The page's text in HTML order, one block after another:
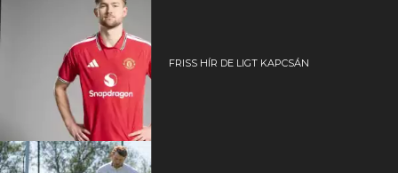
FRISS HÍR DE LIGT KAPCSÁN